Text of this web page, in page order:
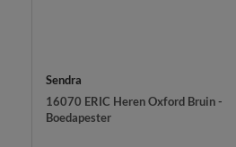
Sendra
16070 ERIC Heren Oxford Bruin -
Boedapester